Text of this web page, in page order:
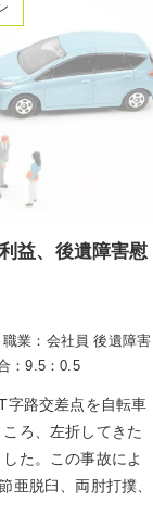
益、後遺障害慰
職業：会社員 後遺障害
：9.5：0.5
字路交差点を自転車
ろ、左折してきた
た。この事故によ
亜脱臼、両肘打撲、